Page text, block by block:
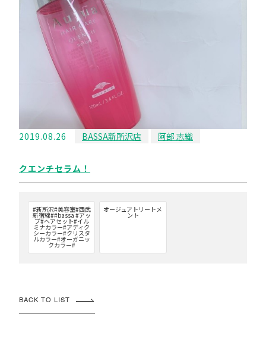
2019.08.26 BASSA新所沢店 阿部 志織
クエンチセラム！
#新所沢#美容室#西武
新宿線##bassa #アッ
プ#ヘアセット#イル
ミナカラー#アディク
シーカラー#クリスタ
ルカラー#オーガニッ
クカラー#
オージュアトリートメ
ント
BACK TO LIST